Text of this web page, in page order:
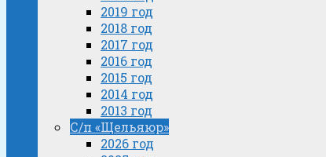
2019 год
2018 год
2017 год
2016 год
2015 год
2014 год
2013 год
С/п «Щельяюр»
2026 год